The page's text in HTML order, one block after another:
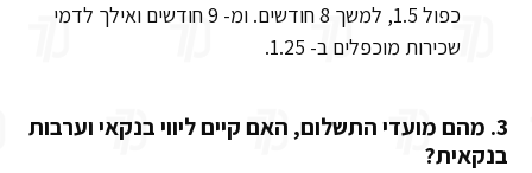
כפול 1.5, למשך 8 חודשים. ומ- 9 חודשים ואילך לדמי
שכירות מוכפלים ב- 1.25.
3. מהם מועדי התשלום, האם קיים ליווי בנקאי וערבות
בנקאית?